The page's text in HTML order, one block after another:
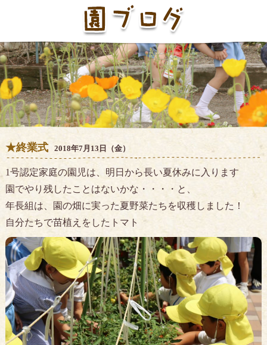
★終業式 2018年7月13日（金）
1号認定家庭の園児は、明日から長い夏休みに入ります
園でやり残したことはないかな・・・・と、
年長組は、園の畑に実った夏野菜たちを収穫しました！
自分たちで苗植えをしたトマト